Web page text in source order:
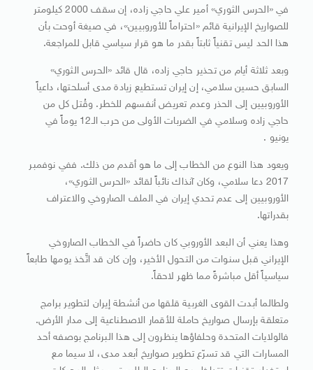
في «الحرس الثوري» أمير علي حاجي زاده، إن سقف 2000 كيلومتر
للصواريخ الإيرانية قائم «احتراماً للأوروبيين»، في صيغة أوحت بأن
هذا الحد ليس تقنياً ثابتاً بقدر ما هو قرار سياسي قابل للمراجعة.
وبعد ثلاثة أيام من تحذير حاجي زاده، قال قائد «الحرس الثوري»
السابق حسين سلامي، إن إيران تستطيع زيادة مدى أسلحتها، داعياً
الأوروبيين إلى الحذر وعدم تعريض أنفسهم للخطر. وقُتل كل من
حاجي زاده وسلامي في الضربات الأولى من حرب الـ12 يوماً في
يونيو .
ويعود هذا النوع من الخطاب إلى ما هو أقدم من ذلك. ففي نوفمبر
2017 دعا سلامي، وكان آنذاك نائباً لقائد «الحرس الثوري»،
الأوروبيين إلى عدم تحدي إيران في الملف الصاروخي والاعتراف
بقدراتها.
وهذا يعني أن البعد الأوروبي كان حاضراً في الخطاب الصاروخي
الإيراني قبل سنوات من التحول الأخير، وإن كان قد اتَّخذ يومها طابعاً
سياسياً أقل مباشرةً مما ظهر لاحقاً.
ولطالما أبدت القوى الغربية قلقها من أنشطة إيران لتطوير برامج
متعلقة بإرسال صواريخ حاملة للأقمار الاصطناعية إلى مدار الأرض.
فالولايات المتحدة وحلفاؤها ينظرون إلى هذا البرنامج بوصفه أحد
المسارات التي قد تسرّع تطوير صواريخ أبعد مدى، لا سيما مع